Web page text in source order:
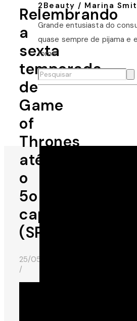
Relembrando
a
sexta
temporada
de
Game
of
Thrones
até
o
5o
capítulo
(SPOILERS)
25/05/2016
/
2Beauty / Marina
Grande entusiasta do
quase sempre de pijama e
fome.